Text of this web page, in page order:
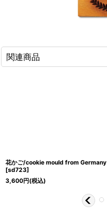
関連商品
花かご/cookie mould from Germany
[sd723]
3,600円(税込)